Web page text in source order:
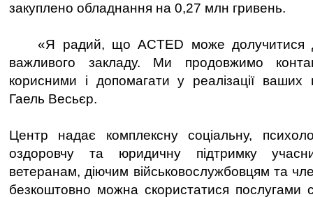
закуплено обладнання на 0,27 млн гривень.
«Я радий, що ACTED може долучитися
важливого закладу. Ми продовжимо
корисними і допомагати у реалізації ваших
Гаель Весьєр.
Центр надає комплексну соціальну,
оздоровчу та юридичну підтримку
ветеранам, діючим військовослужбовцям та
безкоштовно можна скористатися послугами